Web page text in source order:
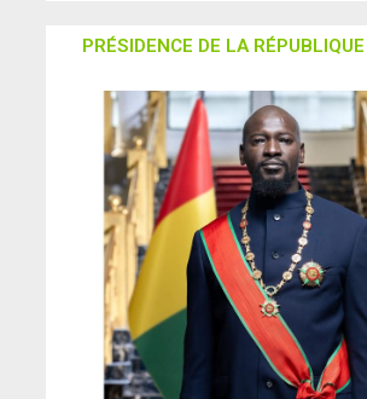
PRÉSIDENCE DE LA RÉPUBLIQUE